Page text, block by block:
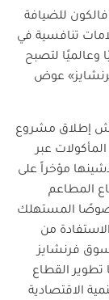
للضيافة
تنافسية في
وعالميًا لتصبح
عوض
إطلاق مشروع
عبر
مؤخراً على
المطاعم
المستهلك
من
فرنشايز
القطاع
الاقتصادية